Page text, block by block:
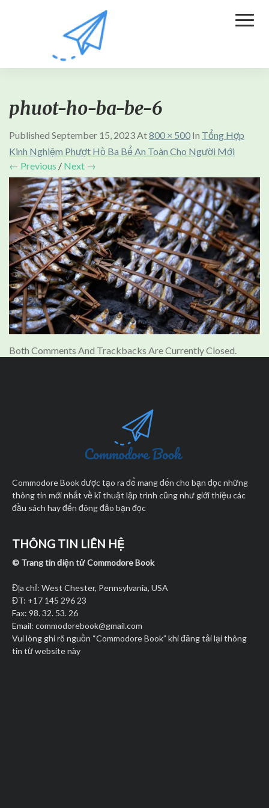
phuot-ho-ba-be-6
Published September 15, 2023At800 × 500 In Tổng Hợp
Kinh Nghiệm Phượt Hồ Ba Bể An Toàn Cho Người Mới
← Previous / Next →
Both Comments And Trackbacks Are Currently Closed.
Commodore Book được tạo ra để mang đến cho bạn đọc những
thông tin mới nhất về kĩ thuật lập trình cũng như giới thiệu các
đầu sách hay đến đông đảo bạn đọc
THÔNG TIN LIÊN HỆ
© Trang tin điện tử Commodore Book
Địa chỉ: West Chester, Pennsylvania, USA
ĐT: +17 145 296 23
Fax: 98. 32. 53. 26
Email: commodorebook@gmail.com
Vui lòng ghi rõ nguồn “Commodore Book” khi đăng tải lại thông
tin từ website này